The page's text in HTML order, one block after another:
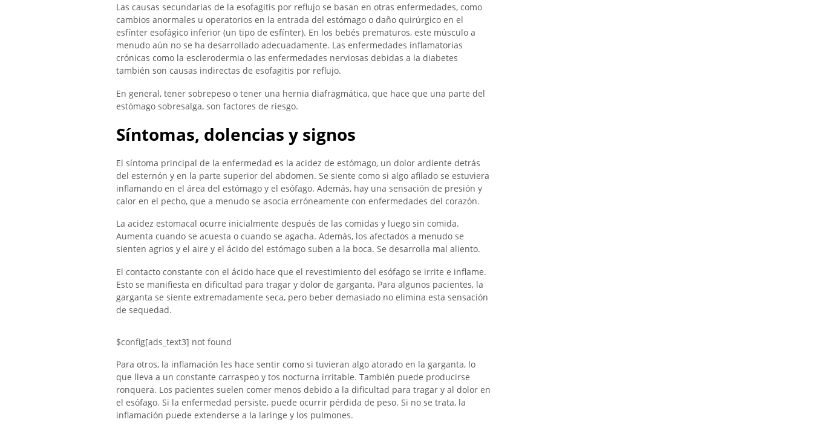
Las causas secundarias de la esofagitis por reflujo se basan en otras enfermedades, como
cambios anormales u operatorios en la entrada del estómago o daño quirúrgico en el
esfínter esofágico inferior (un tipo de esfínter). En los bebés prematuros, este músculo a
menudo aún no se ha desarrollado adecuadamente. Las enfermedades inflamatorias
crónicas como la esclerodermia o las enfermedades nerviosas debidas a la diabetes
también son causas indirectas de esofagitis por reflujo.
En general, tener sobrepeso o tener una hernia diafragmática, que hace que una parte del
estómago sobresalga, son factores de riesgo.
Síntomas, dolencias y signos
El síntoma principal de la enfermedad es la acidez de estómago, un dolor ardiente detrás
del esternón y en la parte superior del abdomen. Se siente como si algo afilado se estuviera
inflamando en el área del estómago y el esófago. Además, hay una sensación de presión y
calor en el pecho, que a menudo se asocia erróneamente con enfermedades del corazón.
La acidez estomacal ocurre inicialmente después de las comidas y luego sin comida.
Aumenta cuando se acuesta o cuando se agacha. Además, los afectados a menudo se
sienten agrios y el aire y el ácido del estómago suben a la boca. Se desarrolla mal aliento.
El contacto constante con el ácido hace que el revestimiento del esófago se irrite e inflame.
Esto se manifiesta en dificultad para tragar y dolor de garganta. Para algunos pacientes, la
garganta se siente extremadamente seca, pero beber demasiado no elimina esta sensación
de sequedad.
$config[ads_text3] not found
Para otros, la inflamación les hace sentir como si tuvieran algo atorado en la garganta, lo
que lleva a un constante carraspeo y tos nocturna irritable. También puede producirse
ronquera. Los pacientes suelen comer menos debido a la dificultad para tragar y al dolor en
el esófago. Si la enfermedad persiste, puede ocurrir pérdida de peso. Si no se trata, la
inflamación puede extenderse a la laringe y los pulmones.